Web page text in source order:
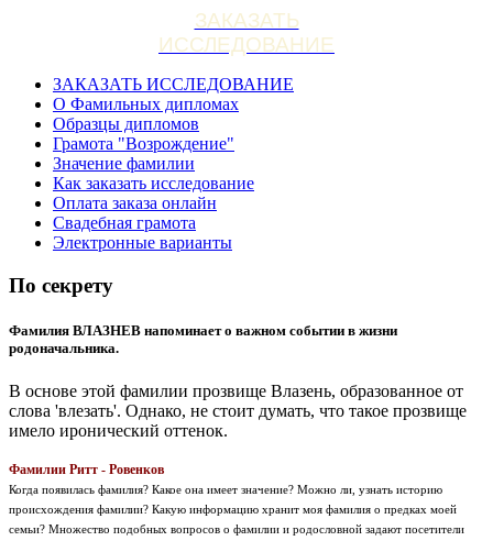
ЗАКАЗАТЬ
ИССЛЕДОВАНИЕ
ЗАКАЗАТЬ ИССЛЕДОВАНИЕ
О Фамильных дипломах
Образцы дипломов
Грамота "Возрождение"
Значение фамилии
Как заказать исследование
Оплата заказа онлайн
Свадебная грамота
Электронные варианты
По секрету
Фамилия ВЛАЗНЕВ напоминает о важном событии в жизни
родоначальника.
В основе этой фамилии прозвище Влазень, образованное от
слова 'влезать'. Однако, не стоит думать, что такое прозвище
имело иронический оттенок.
Фамилии Ритт - Ровенков
Когда появилась фамилия? Какое она имеет значение? Можно ли, узнать историю
происхождения фамилии? Какую информацию хранит моя фамилия о предках моей
семьи? Множество подобных вопросов о фамилии и родословной задают посетители